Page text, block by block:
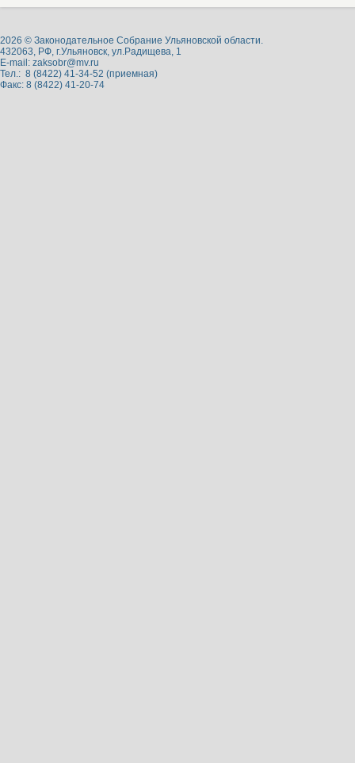
2026 © Законодательное Собрание Ульяновской области.
432063, РФ, г.Ульяновск, ул.Радищева, 1
E-mail: zaksobr@mv.ru
Тел.: 8 (8422) 41-34-52 (приемная)
Факс: 8 (8422) 41-20-74